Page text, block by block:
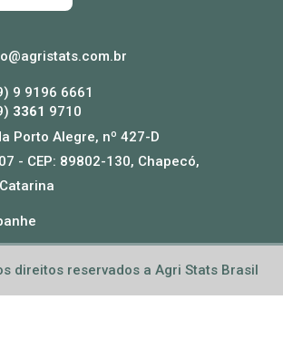
9 9196 6661
3361 9710
Porto Alegre, nº 427-D
- CEP: 89802-130, Chapecó,
direitos reservados a Agri Stats Brasil